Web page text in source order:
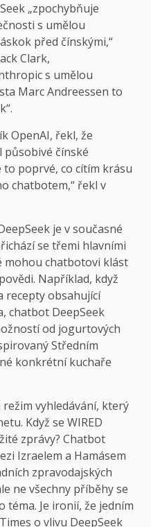
„zpochybňuje
s umělou
před čínskými,“
Clark,
s umělou
Marc Andreessen to
OpenAI, řekl, že
působivé čínské
to poprvé, co cítím krásu
chatbotem,“ řekl v
je v současné
se třemi hlavními
mohou chatbotovi klást
Například, když
recepty obsahující
chatbot DeepSeek
od jogurtových
Středním
konkrétní kuchaře
režim vyhledávání, který
Když se WIRED
zprávy? Chatbot
Izraelem a Hamásem
zpravodajských
ne všechny příběhy se
Je ironií, že jedním
o vlivu DeepSeek